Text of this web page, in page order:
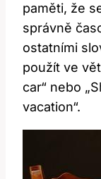
paměti, že
správně
ostatními
použít ve
car“ nebo
vacation“.